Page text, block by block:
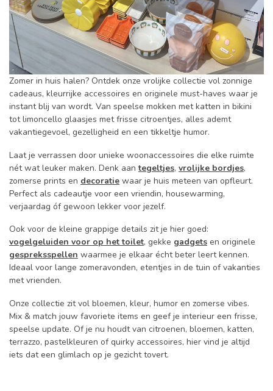
Zomer in huis halen? Ontdek onze vrolijke collectie vol zonnige
cadeaus, kleurrijke accessoires en originele must-haves waar je
instant blij van wordt. Van speelse mokken met katten in bikini
tot limoncello glaasjes met frisse citroentjes, alles ademt
vakantiegevoel, gezelligheid en een tikkeltje humor.
Laat je verrassen door unieke woonaccessoires die elke ruimte
nét wat leuker maken. Denk aan tegeltjes, vrolijke bordjes,
zomerse prints en decoratie waar je huis meteen van opfleurt.
Perfect als cadeautje voor een vriendin, housewarming,
verjaardag óf gewoon lekker voor jezelf.
Ook voor de kleine grappige details zit je hier goed:
vogelgeluiden voor op het toilet, gekke gadgets en originele
gespreksspellen waarmee je elkaar écht beter leert kennen.
Ideaal voor lange zomeravonden, etentjes in de tuin of vakanties
met vrienden.
Onze collectie zit vol bloemen, kleur, humor en zomerse vibes.
Mix & match jouw favoriete items en geef je interieur een frisse,
speelse update. Of je nu houdt van citroenen, bloemen, katten,
terrazzo, pastelkleuren of quirky accessoires, hier vind je altijd
iets dat een glimlach op je gezicht tovert.